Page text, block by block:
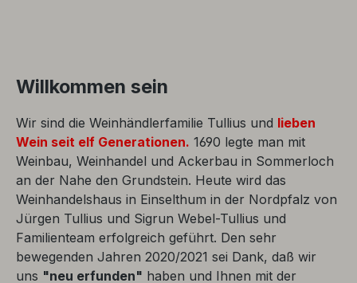
Willkommen sein
Wir sind die Weinhändlerfamilie Tullius und lieben
Wein seit elf Generationen. 1690 legte man mit
Weinbau, Weinhandel und Ackerbau in Sommerloch
an der Nahe den Grundstein. Heute wird das
Weinhandelshaus in Einselthum in der Nordpfalz von
Jürgen Tullius und Sigrun Webel-Tullius und
Familienteam erfolgreich geführt. Den sehr
bewegenden Jahren 2020/2021 sei Dank, daß wir
uns "neu erfunden" haben und Ihnen mit der